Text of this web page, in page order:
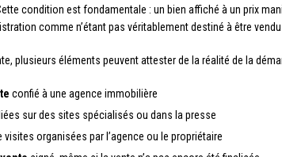
condition est fondamentale : un bien affiché à un prix
comme n’étant pas véritablement destiné à être vendu
plusieurs éléments peuvent attester de la réalité de la
confié à une agence immobilière
sur des sites spécialisés ou dans la presse
visites organisées par l’agence ou le propriétaire